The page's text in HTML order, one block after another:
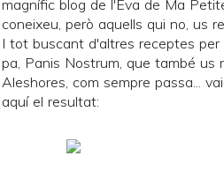
magnífic blog de l'Eva de Ma
coneixeu, però aquells qui no, us
I tot buscant d'altres receptes
pa, Panis Nostrum, que també us
Aleshores, com sempre passa...
aquí el resultat: